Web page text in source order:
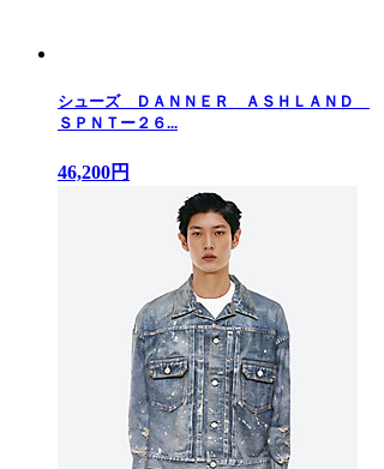
シューズ ＤＡＮＮＥＲ ＡＳＨＬＡＮＤ
ＳＰＮＴー２６...
46,200円